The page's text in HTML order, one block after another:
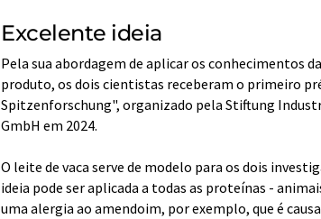
Excelente ideia
Pela sua abordagem de aplicar os conhecimentos
produto, os dois cientistas receberam o primeiro
Spitzenforschung", organizado pela Stiftung
GmbH em 2024.
O leite de vaca serve de modelo para os dois
ideia pode ser aplicada a todas as proteínas -
uma alergia ao amendoim, por exemplo, que é